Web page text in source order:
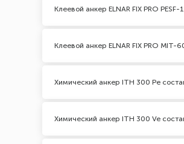
Клеевой анкер ELNAR FIX PRO
Клеевой анкер ELNAR FIX PRO MIT-
Химический анкер ITH 300 Pe
Химический анкер ITH 300 Ve